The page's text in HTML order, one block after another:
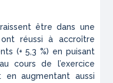
être dans une
ont réussi à accroître
(+ 5,3 %) en puisant
cours de l’exercice
en augmentant aussi